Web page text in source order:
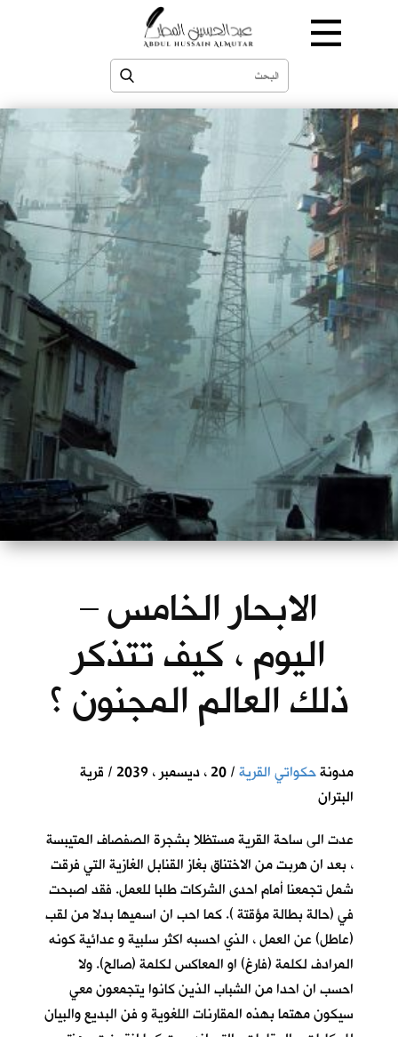
الابحار الخامس –
اليوم ، كيف تتذكر
ذلك العالم المجنون ؟
مدونةحكواتي القرية
/ 20 ، ديسمبر ، 2039 / قرية
البتران
عدت الى ساحة القرية مستظلا بشجرة الصفصاف المتيبسة
، بعد ان هربت من الاختناق بغاز القنابل الغازية التي فرقت
شمل تجمعنا أمام احدى الشركات طلبا للعمل. فقد اصبحت
في (حالة بطالة مؤقتة ). كما احب ان اسميها بدلا من لقب
(عاطل) عن العمل ، الذي احسبه اكثر سلبية و عدائية كونه
المرادف لكلمة (فارغ) او المعاكس لكلمة (صالح). ولا
احسب ان احدا من الشباب الذين كانوا يتجمعون معي
سيكون مهتما بهذه المقارنات اللغوية و فن البديع والبيان